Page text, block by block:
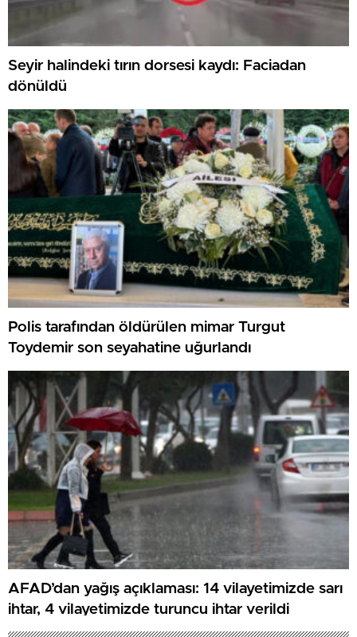
Seyir halindeki tırın dorsesi kaydı: Faciadan
dönüldü
Polis tarafından öldürülen mimar Turgut
Toydemir son seyahatine uğurlandı
AFAD’dan yağış açıklaması: 14 vilayetimizde sarı
ihtar, 4 vilayetimizde turuncu ihtar verildi